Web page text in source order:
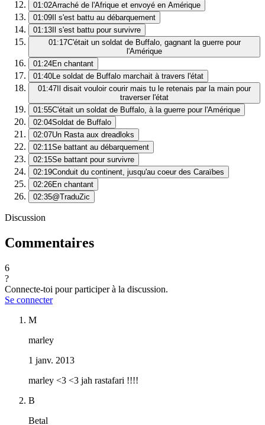
01:02Arraché de l'Afrique et envoyé en Amérique
01:09 Il s'est battu au débarquement
01:13 Il s'est battu pour survivre
01:17C'était un soldat de Buffalo, gagnant la guerre pour
l'Amérique
01:24En chantant
01:40Le soldat de Buffalo marchait à travers l'état
01:47 Il disait vouloir courir mais tu le retenais par la main pour
traverser l'état
01:55C'était un soldat de Buffalo, à la guerre pour l'Amérique
02:04Soldat de Buffalo
02:07Un Rasta aux dreadloks
02:11Se battant au débarquement
02:15Se battant pour survivre
02:19Conduit du continent, jusqu'au coeur des Caraïbes
02:26En chantant
02:35@TraduZic
Discussion
Commentaires
6
?
Connecte-toi pour participer à la discussion.
Se connecter
M
marley
1 janv. 2013
marley <3 <3 jah rastafari !!!!
B
Betal